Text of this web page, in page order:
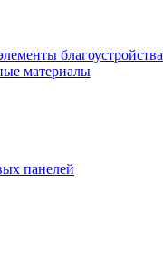
благоустройства
материалы
панелей